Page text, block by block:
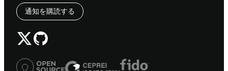
通知を購読する